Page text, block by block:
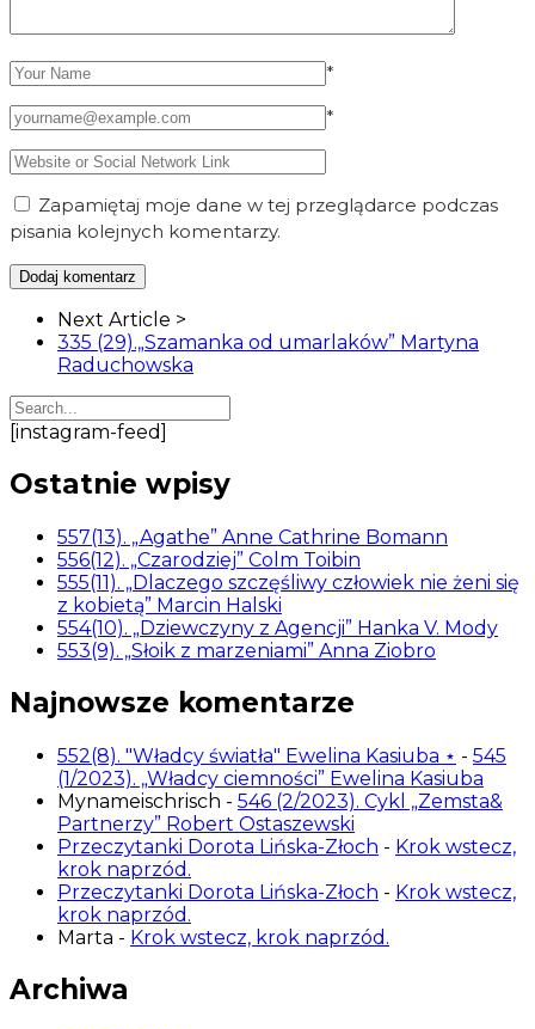
*
*
Zapamiętaj moje dane w tej przeglądarce podczas
pisania kolejnych komentarzy.
Article
Navigation
Next Article >
335 (29).„Szamanka od umarlaków” Martyna
Raduchowska
[instagram-feed]
Ostatnie wpisy
557(13). „Agathe” Anne Cathrine Bomann
556(12). „Czarodziej” Colm Toibin
555(11). „Dlaczego szczęśliwy człowiek nie żeni się
z kobietą” Marcin Halski
554(10). „Dziewczyny z Agencji” Hanka V. Mody
553(9). „Słoik z marzeniami” Anna Ziobro
Najnowsze komentarze
552(8). "Władcy światła" Ewelina Kasiuba ⋆ - 545
(1/2023). „Władcy ciemności” Ewelina Kasiuba
Mynameischrisch - 546 (2/2023). Cykl „Zemsta&
Partnerzy” Robert Ostaszewski
Przeczytanki Dorota Lińska-Złoch - Krok wstecz,
krok naprzód.
Przeczytanki Dorota Lińska-Złoch - Krok wstecz,
krok naprzód.
Marta - Krok wstecz, krok naprzód.
Archiwa